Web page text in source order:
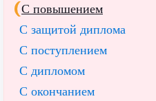
С повышением
С защитой диплома
С поступлением
С дипломом
С окончанием